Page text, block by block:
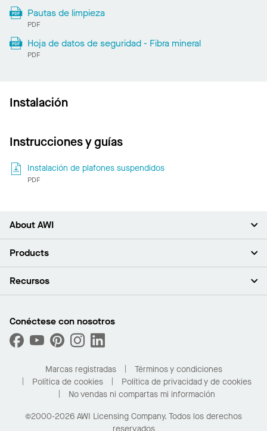
Pautas de limpieza
PDF
Hoja de datos de seguridad - Fibra mineral
PDF
Instalación
Instrucciones y guías
Instalación de plafones suspendidos
PDF
About AWI
Acerca de nosotros
Sala de prensa
¿Cuáles son mis opciones de compra?
Products
Plafones
Capacidades personalizadas
Desempeño
Recursos
Buscar un distribuidor
Solicitar muestras
Compre en línea con Kanopi
Para el hogar
Conéctese con nosotros
Marcas registradas
Términos y condiciones
Política de cookies
Política de privacidad y de cookies
No vendas ni compartas mi información
©2000-2026 AWI Licensing Company. Todos los derechos